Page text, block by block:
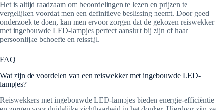
Het is altijd raadzaam om beoordelingen te lezen en prijzen te
vergelijken voordat men een definitieve beslissing neemt. Door goed
onderzoek te doen, kan men ervoor zorgen dat de gekozen reiswekker
met ingebouwde LED-lampjes perfect aansluit bij zijn of haar
persoonlijke behoefte en reisstijl.
FAQ
Wat zijn de voordelen van een reiswekker met ingebouwde LED-
lampjes?
Reiswekkers met ingebouwde LED-lampjes bieden energie-efficiëntie